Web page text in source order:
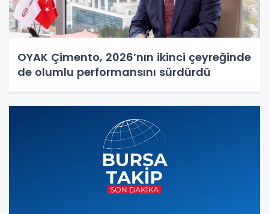
OYAK Çimento, 2026’nın ikinci çeyreğinde
de olumlu performansını sürdürdü